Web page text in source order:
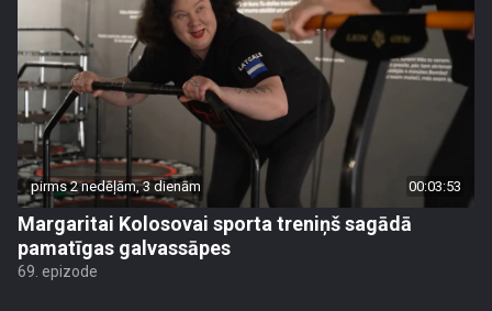
pirms 2 nedēļām, 3 dienām 00:03:53
Margaritai Kolosovai sporta treniņš sagādā
pamatīgas galvassāpes
69. epizode